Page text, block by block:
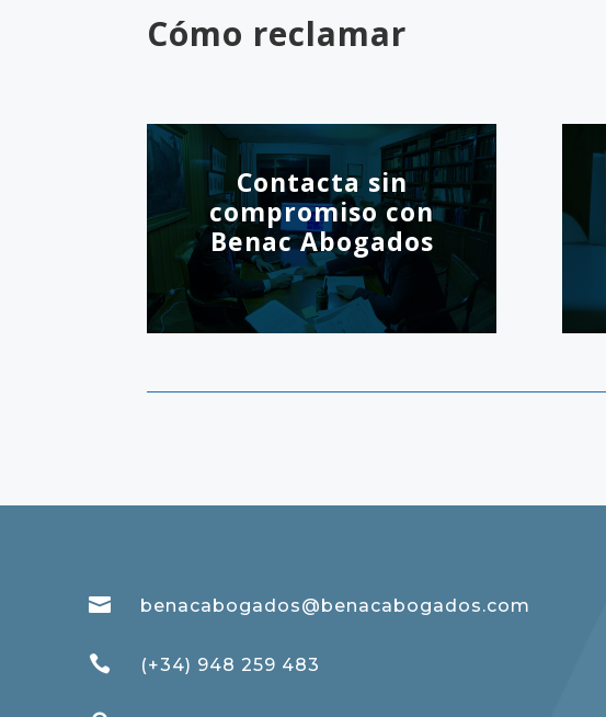
Cómo reclamar
Contacta sin
compromiso con
Benac Abogados
 benacabogados@benacabogados.com
 (+34) 948 259 483